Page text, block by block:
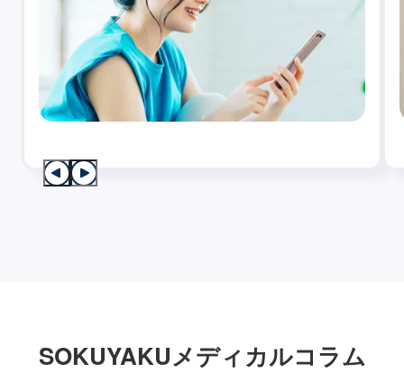
SOKUYAKUメディカルコラム